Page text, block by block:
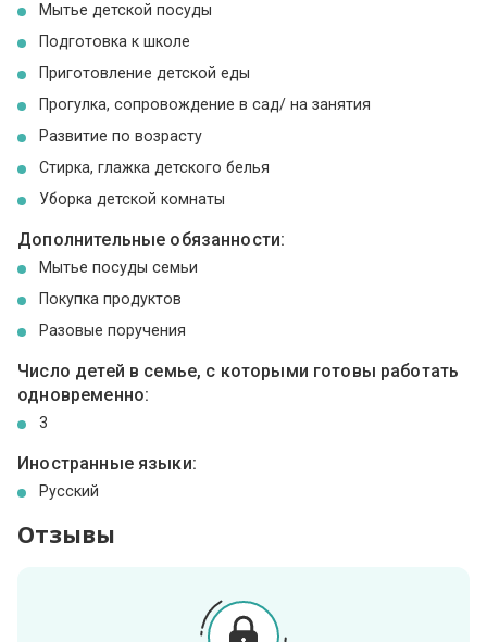
Мытье детской посуды
Подготовка к школе
Приготовление детской еды
Прогулка, сопровождение в сад/ на занятия
Развитие по возрасту
Стирка, глажка детского белья
Уборка детской комнаты
Дополнительные обязанности:
Мытье посуды семьи
Покупка продуктов
Разовые поручения
Число детей в семье, с которыми готовы работать
одновременно:
3
Иностранные языки:
Русский
Отзывы